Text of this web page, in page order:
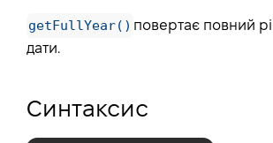
getFullYear() повертає повний
дати.
Синтаксис